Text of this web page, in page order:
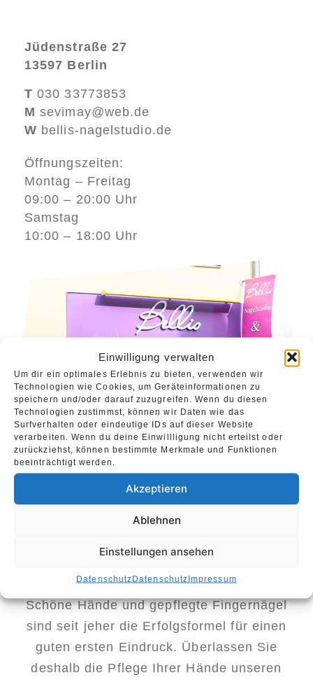
Einwilligung verwalten
Um dir ein optimales Erlebnis zu bieten, verwenden wir
Technologien wie Cookies, um Geräteinformationen zu
speichern und/oder darauf zuzugreifen. Wenn du diesen
Technologien zustimmst, können wir Daten wie das
Surfverhalten oder eindeutige IDs auf dieser Website
verarbeiten. Wenn du deine Einwillligung nicht erteilst oder
zurückziehst, können bestimmte Merkmale und Funktionen
beeinträchtigt werden.
Akzeptieren
Ablehnen
Einstellungen ansehen
DatenschutzDatenschutzImpressum
Jüdenstraße 27
13597 Berlin
T030 33773853
M sevimay@web.de
W bellis-nagelstudio.de
Öffnungszeiten:
Montag – Freitag
09:00 – 20:00 Uhr
Samstag
10:00 – 18:00 Uhr
Schöne Hände und gepflegte Fingernägel
sind seit jeher die Erfolgsformel für einen
guten ersten Eindruck. Überlassen Sie
deshalb die Pflege Ihrer Hände unseren